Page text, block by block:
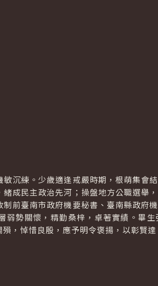
沉練。少歲適逢戒嚴時期，根萌集會
成民主政治先河；操盤地方公職選舉
前臺南市政府機要秘書、臺南縣政府
弱勢關懷，精勤桑梓，卓著實績。畢
，悼惜良殷，應予明令褒揚，以彰賢達